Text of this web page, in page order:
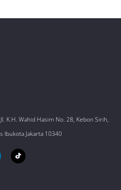
K.H. Wahid Hasim No. 28, Kebon Sirih,
Ibukota Jakarta 10340